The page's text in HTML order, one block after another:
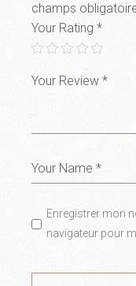
champs
Your Rating*
Enregistrer mon
navigateur pour